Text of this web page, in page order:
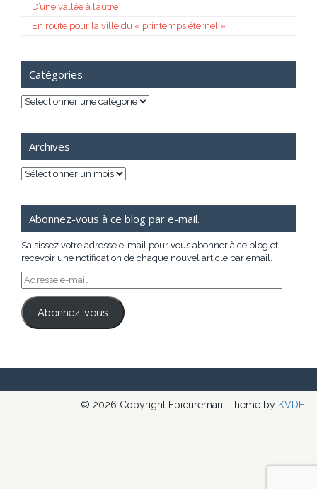
D’une vallée à l’autre
En route pour la ville du « printemps éternel »
Catégories
Catégories
Archives
Archives
Abonnez-vous à ce blog par e-mail.
Saisissez votre adresse e-mail pour vous abonner à ce blog et
recevoir une notification de chaque nouvel article par email.
Adresse
e-
mail
Abonnez-vous
© 2026 Copyright Epicureman. Theme by KVDE.